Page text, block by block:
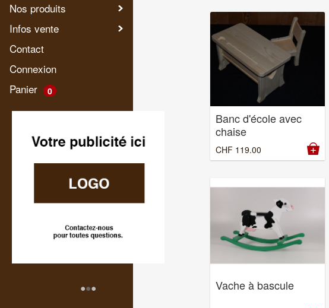
Nos produits
Infos vente
Contact
Connexion
Panier
0
•••
Banc d'école avec
chaise
CHF 119.00
Vache à bascule